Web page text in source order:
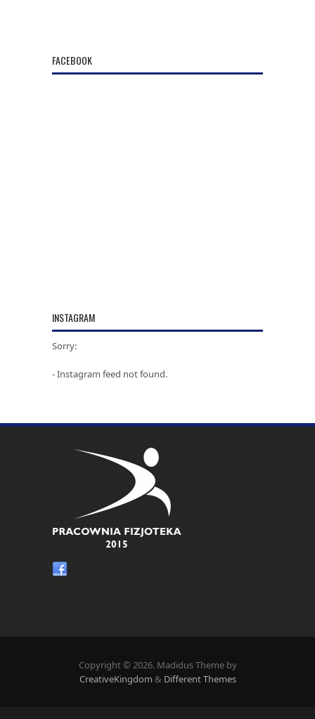
FACEBOOK
INSTAGRAM
Sorry:
- Instagram feed not found.
Copyright © 2026. Madidus Theme by
CreativeKingdom & Different Themes